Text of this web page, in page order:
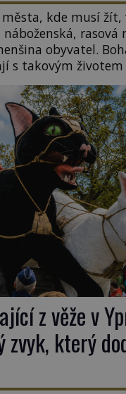
kde musí žít,
rasová
obyvatel.
s takovým životem
totiž v každou
ty nejslavnější
v roce 1555.
se Řím čím
z věže v
zvyk, který